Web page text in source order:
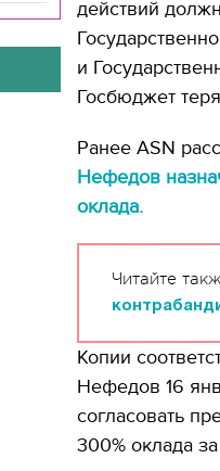
действий
и
Госбюджет
Ранее ASN
Нефедов
оклада.
Читайте
Копии
Нефедов 16
согласовать
300% оклада